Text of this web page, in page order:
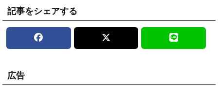
記事をシェアする
広告